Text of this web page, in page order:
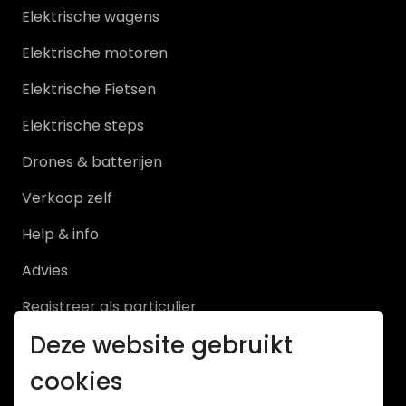
Hoe werkt het?
Diensten
Contact
MIJN PROFIEL
Registreer als particulier
Elektrische wagens
Elektrische motoren
Elektrische Fietsen
Elektrische steps
Drones & batterijen
Verkoop zelf
Help & info
Advies
Registreer als particulier
Registreer als handelaar
Deze website gebruikt
cookies